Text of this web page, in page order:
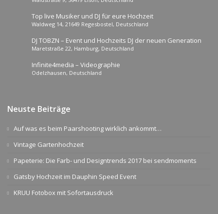
Top live Musiker und DJ für eure Hochzeit
Waldweg 14, 21649 Regesbostel, Deutschland
DJ TOBZN – Event und Hochzeits DJ der neuen Generation
Maretstraße 22, Hamburg, Deutschland
Infinite4media – Videographie
Odelzhausen, Deutschland
Neuste Beiträge
Auf was es beim Paarshooting wirklich ankommt…
Vintage Gartenhochzeit
Papeterie: Die Farb- und Designtrends 2017 bei sendmoments
Gatsby Hochzeit im Dauphin Speed Event
KRUU Fotobox mit Sofortausdruck